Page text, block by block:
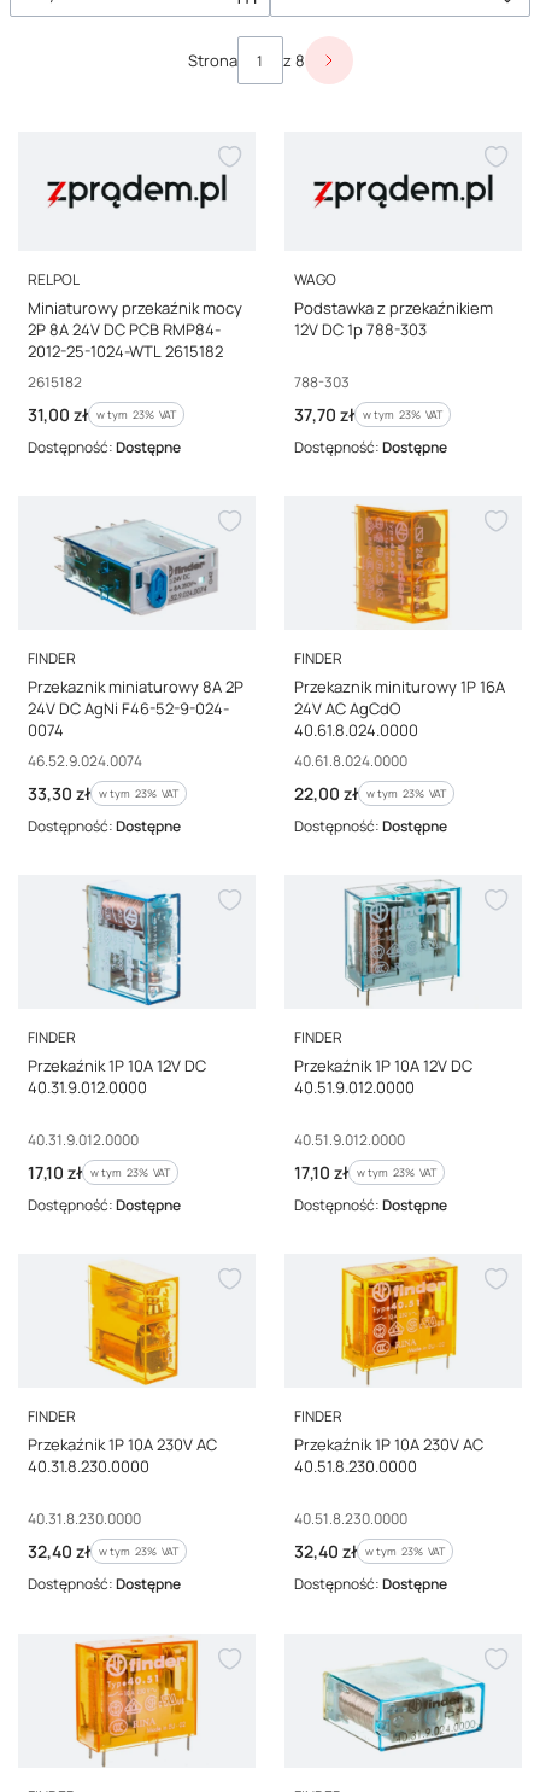
innych automatycznych systemach. Zpradem.pl posiada najlepszej
jakości przekaźniki miniaturowe, które zdecydowanie wyróżniają się
na tle konkurencji pod względem żywotności i bezpieczeństwa.
Lista produktówStrona z 8 Następne produkty
PRODUCENT
RELPOL
Miniaturowy przekaźnik mocy
2P 8A 24V DC PCB RMP84-
2012-25-1024-WTL 2615182
Kod producenta
2615182
Cena brutto
31,00 zł w tym %s VAT
w tym 23% VAT
Dostępność:Dostępne
PRODUCENT
WAGO
Podstawka z przekaźnikiem
12V DC 1p 788-303
Kod producenta
788-303
Cena brutto
37,70 zł w tym %s VAT
w tym 23% VAT
Dostępność:Dostępne
PRODUCENT
FINDER
Przekaznik miniaturowy 8A 2P
24V DC AgNi F46-52-9-024-
0074
Kod producenta
46.52.9.024.0074
Cena brutto
33,30 zł w tym %s VAT
w tym 23% VAT
Dostępność:Dostępne
PRODUCENT
FINDER
Przekaznik miniturowy 1P 16A
24V AC AgCdO
40.61.8.024.0000
Kod producenta
40.61.8.024.0000
Cena brutto
22,00 zł w tym %s VAT
w tym 23% VAT
Dostępność:Dostępne
PRODUCENT
FINDER
Przekaźnik 1P 10A 12V DC
40.31.9.012.0000
Kod producenta
40.31.9.012.0000
Cena brutto
17,10 zł w tym %s VAT
w tym 23% VAT
Dostępność:Dostępne
PRODUCENT
FINDER
Przekaźnik 1P 10A 12V DC
40.51.9.012.0000
Kod producenta
40.51.9.012.0000
Cena brutto
17,10 zł w tym %s VAT
w tym 23% VAT
Dostępność:Dostępne
PRODUCENT
FINDER
Przekaźnik 1P 10A 230V AC
40.31.8.230.0000
Kod producenta
40.31.8.230.0000
Cena brutto
32,40 zł w tym %s VAT
w tym 23% VAT
Dostępność:Dostępne
PRODUCENT
FINDER
Przekaźnik 1P 10A 230V AC
40.51.8.230.0000
Kod producenta
40.51.8.230.0000
Cena brutto
32,40 zł w tym %s VAT
w tym 23% VAT
Dostępność:Dostępne